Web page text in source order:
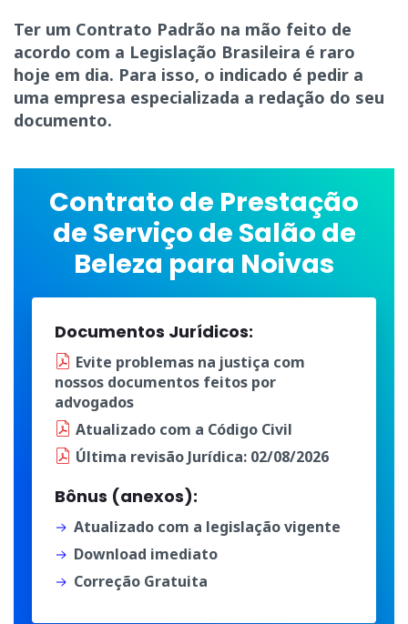
Ter um Contrato Padrão na mão feito de
acordo com a Legislação Brasileira é raro
hoje em dia. Para isso, o indicado é pedir a
uma empresa especializada a redação do seu
documento.
Contrato de Prestação
de Serviço de Salão de
Beleza para Noivas
Documentos Jurídicos:
Evite problemas na justiça com
nossos documentos feitos por
advogados
Atualizado com a Código Civil
Última revisão Jurídica: 02/08/2026
Bônus (anexos):
Atualizado com a legislação vigente
Download imediato
Correção Gratuita